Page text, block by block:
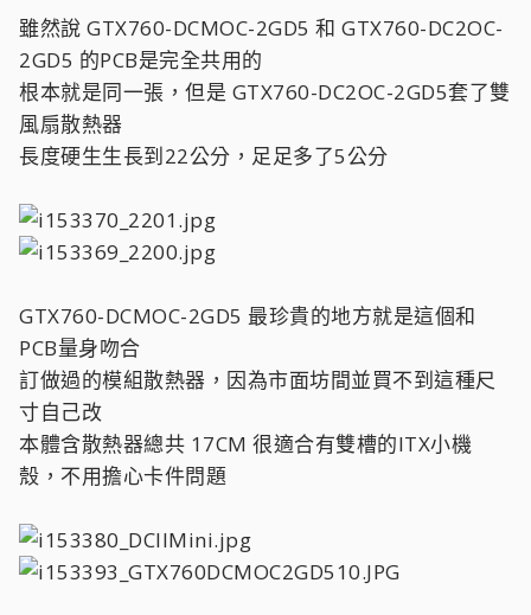
雖然說 GTX760-DCMOC-2GD5 和 GTX760-DC2OC-
2GD5 的PCB是完全共用的
根本就是同一張，但是 GTX760-DC2OC-2GD5套了雙
風扇散熱器
長度硬生生長到22公分，足足多了5公分
GTX760-DCMOC-2GD5 最珍貴的地方就是這個和
PCB量身吻合
訂做過的模組散熱器，因為市面坊間並買不到這種尺
寸自己改
本體含散熱器總共 17CM 很適合有雙槽的ITX小機
殼，不用擔心卡件問題